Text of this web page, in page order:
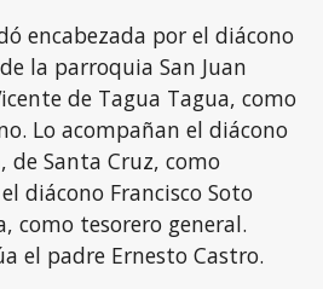
encabezada por el diácono
la parroquia San Juan
de Tagua Tagua, como
Lo acompañan el diácono
de Santa Cruz, como
diácono Francisco Soto
como tesorero general.
el padre Ernesto Castro.